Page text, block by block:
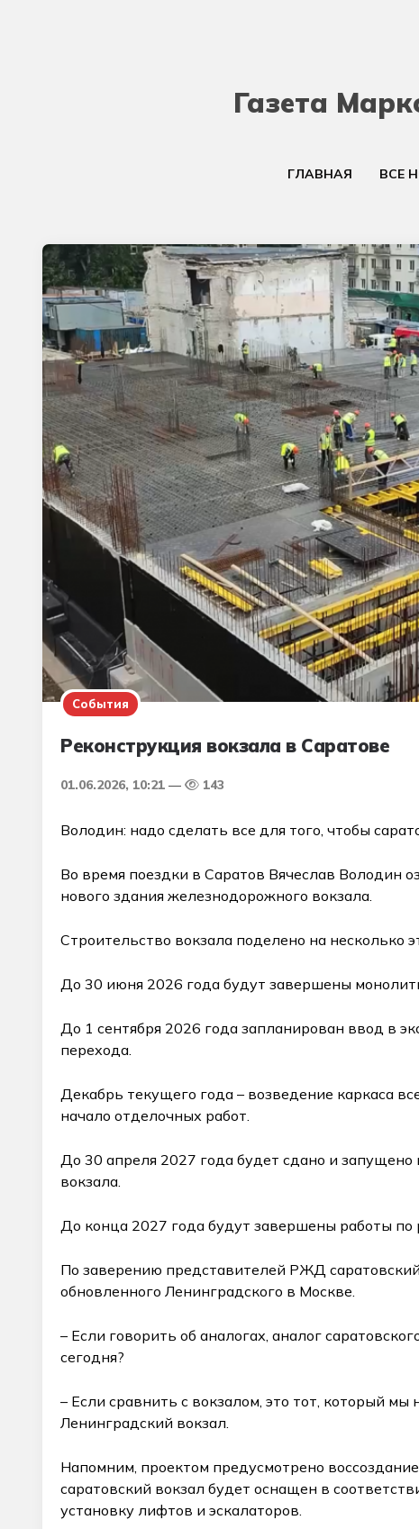
Газета
ГЛАВНАЯ ВСЕ
События
Реконструкция вокзала в Саратове
01.06.2026, 10:21 143
Володин: надо сделать все для того, чтобы
Во время поездки в Саратов Вячеслав Володин
нового здания железнодорожного вокзала.
Строительство вокзала поделено на несколько
До 30 июня 2026 года будут завершены
До 1 сентября 2026 года запланирован ввод в
перехода.
Декабрь текущего года – возведение каркаса
начало отделочных работ.
До 30 апреля 2027 года будет сдано и
вокзала.
До конца 2027 года будут завершены работы по
По заверению представителей РЖД
обновленного Ленинградского в Москве.
– Если говорить об аналогах, аналог
сегодня?
– Если сравнить с вокзалом, это тот, который
Ленинградский вокзал.
Напомним, проектом предусмотрено
саратовский вокзал будет оснащен в
установку лифтов и эскалаторов.